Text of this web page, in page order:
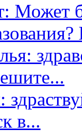
Может
в...